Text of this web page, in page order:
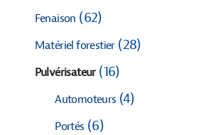
Fenaison (62)
Matériel forestier (28)
Pulvérisateur (16)
Automoteurs (4)
Portés (6)